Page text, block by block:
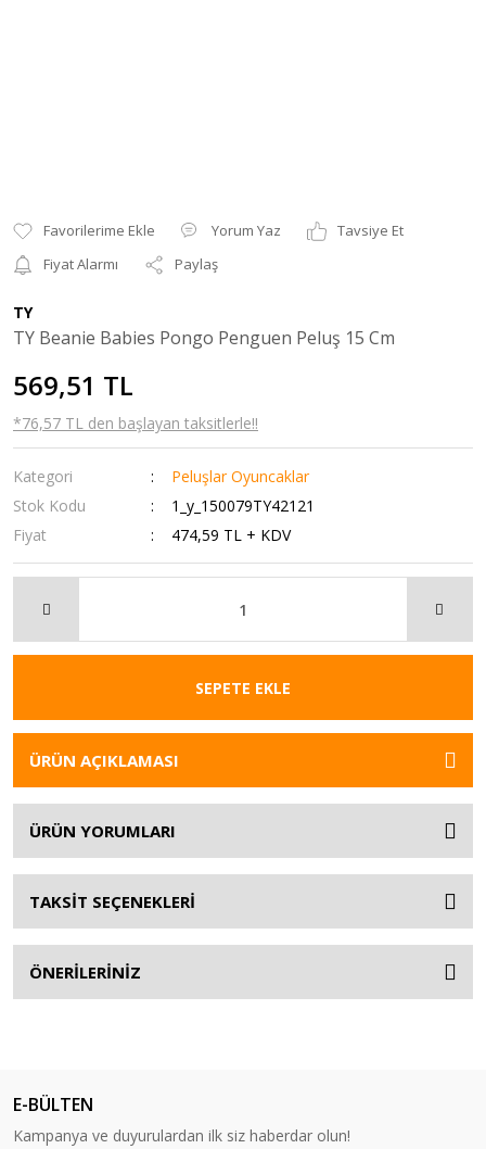
Yorum Yaz
Tavsiye Et
Fiyat Alarmı
Paylaş
TY
TY Beanie Babies Pongo Penguen Peluş 15 Cm
569,51 TL
*76,57 TL den başlayan taksitlerle!!
Kategori
Peluşlar Oyuncaklar
Stok Kodu
1_y_150079TY42121
Fiyat
474,59 TL + KDV
SEPETE EKLE
ÜRÜN AÇIKLAMASI
ÜRÜN YORUMLARI
TAKSİT SEÇENEKLERİ
ÖNERİLERİNİZ
E-BÜLTEN
Kampanya ve duyurulardan ilk siz haberdar olun!